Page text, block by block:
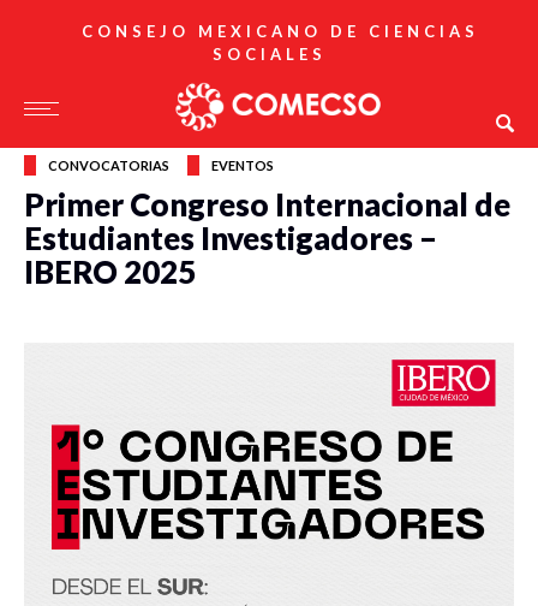
CONSEJO MEXICANO DE CIENCIAS
SOCIALES
CONVOCATORIAS EVENTOS
Primer Congreso Internacional de
Estudiantes Investigadores –
IBERO 2025